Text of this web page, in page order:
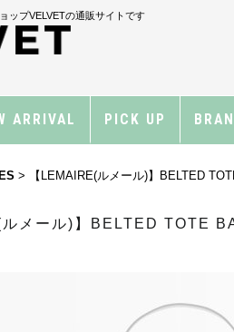
ップVELVETの通販サイトです
ARRIVAL PICK UP
> 【LEMAIRE(ルメール)】BELTED
ルメール)】BELTED TOTE